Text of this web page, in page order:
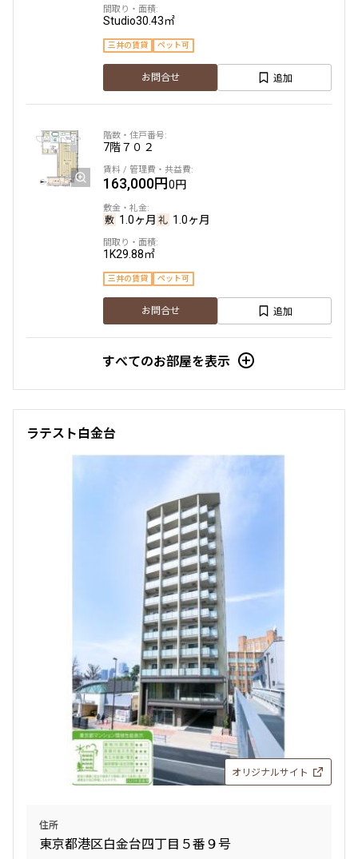
Studio30.43㎡
三井の賃貸 ペット可
お問合せ 追加
7階７０２
163,000円0円
1.0ヶ月 1.0ヶ月
1K29.88㎡
三井の賃貸 ペット可
お問合せ 追加
すべてのお部屋を表示
ラテスト白金台
オリジナルサイト
住所
東京都港区白金台四丁目５番９号